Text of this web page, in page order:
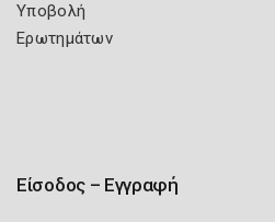
Υποβολή
Ερωτημάτων
Είσοδος – Εγγραφή